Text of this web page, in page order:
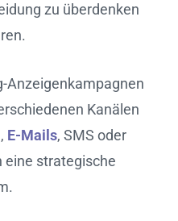
zu überdenken
Anzeigenkampagnen
Kanälen
E-Mails, SMS oder
eine strategische